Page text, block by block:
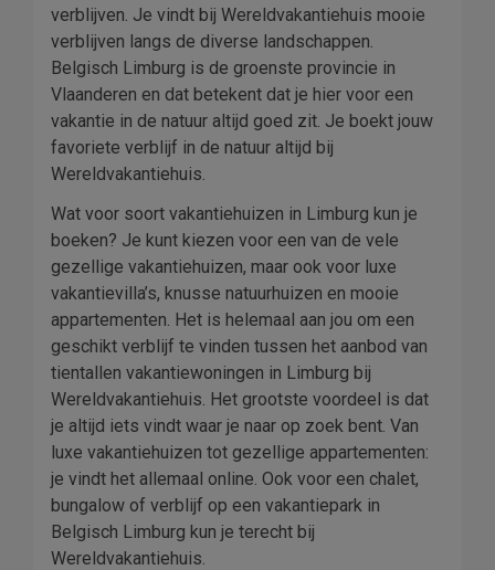
verblijven. Je vindt bij Wereldvakantiehuis mooie
verblijven langs de diverse landschappen.
Belgisch Limburg is de groenste provincie in
Vlaanderen en dat betekent dat je hier voor een
vakantie in de natuur altijd goed zit. Je boekt jouw
favoriete verblijf in de natuur altijd bij
Wereldvakantiehuis.
Wat voor soort vakantiehuizen in Limburg kun je
boeken? Je kunt kiezen voor een van de vele
gezellige vakantiehuizen, maar ook voor luxe
vakantievilla’s, knusse natuurhuizen en mooie
appartementen. Het is helemaal aan jou om een
geschikt verblijf te vinden tussen het aanbod van
tientallen vakantiewoningen in Limburg bij
Wereldvakantiehuis. Het grootste voordeel is dat
je altijd iets vindt waar je naar op zoek bent. Van
luxe vakantiehuizen tot gezellige appartementen:
je vindt het allemaal online. Ook voor een chalet,
bungalow of verblijf op een vakantiepark in
Belgisch Limburg kun je terecht bij
Wereldvakantiehuis.